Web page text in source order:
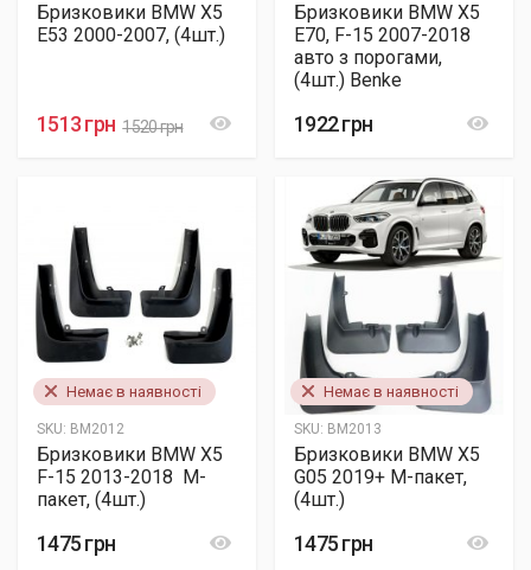
Бризковики BMW X5
E53 2000-2007, (4шт.)
1513 грн 1520 грн
Бризковики BMW X5
E70, F-15 2007-2018
авто з порогами,
(4шт.) Benke
1922 грн
Немає в наявності
SKU: BM2012
Бризковики BMW X5
F-15 2013-2018 М-
пакет, (4шт.)
1475 грн
Немає в наявності
SKU: BM2013
Бризковики BMW X5
G05 2019+ М-пакет,
(4шт.)
1475 грн